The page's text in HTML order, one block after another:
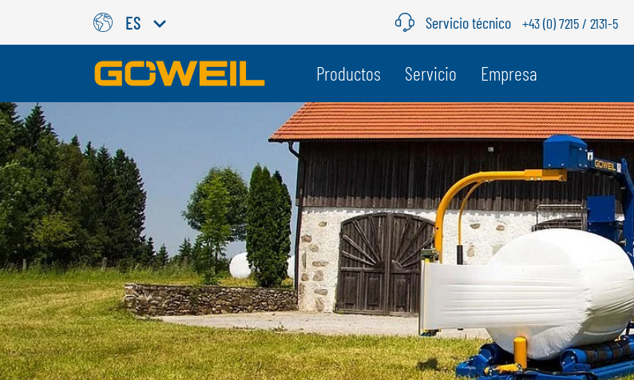
ES
Seleccione su idioma / país
GÖWEIL
DEUTSCH
ENGLISH
FRANÇAIS
NEDERLANDS
ESPAÑOL
POLSKI
ČESKÝ
BÉLGICA
GÖWEIL BNL
NEDERLANDS
FRANÇAIS
DEUTSCH
Servicio técnico +43 (0) 7215 / 2131-5
Productos Servicio Empresa